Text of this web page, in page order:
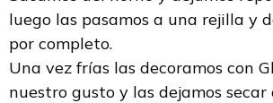
luego las pasamos a una rejilla y
por completo.
Una vez frías las decoramos con
nuestro gusto y las dejamos secar